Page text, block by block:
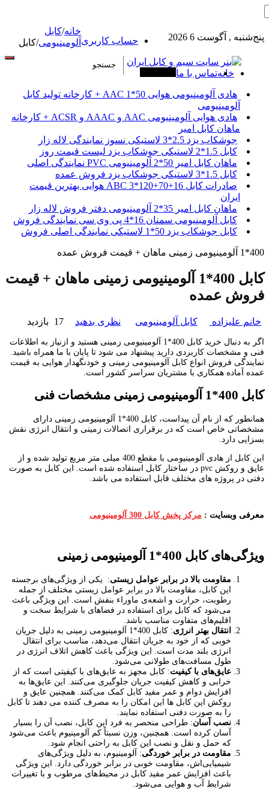
پنج‌شنبه , آگوست 6 2026 حساب کاربری
خانهتماس با ما
هادی آلومینیومی هوایی 50*1 AAC + کارخانه تولید کابل
آلومینیومی
هادی هوایی آلومینیومی AAC و AAAC و ACSR + کارخانه
ماهان کابل امیر
جوشکاب یزد 2.5*3 لاستیکی نسوز نمایندگی لاله زار
کابل 1.5*2 لاستیکی جوشکاب یزد لیست قیمت روز
ماهان کابل امیر 50*2 آلومینیومی PVC نمایندگی اصلی
کابل 1.5*3 لاستیکی جوشکاب یزد فروش عمده
صادرات کابل 16+70+120*3 ABC هوایی بهترین قیمت
ایران
ماهان کابل امیر 35*2 آلومینیومی دفتر فروش لاله زار
کابل آلومینیومی سمنان 16*4 پی وی سی نمایندگی فروش
کابل جوشکاب یزد 50*1 لاستیکی نمایندگی اصلی فروش
خانه/کابل
آلومینیومی/کابل
400*1 آلومینیومی زمینی ماهان + قیمت فروش عمده
کابل 400*1 آلومینیومی زمینی ماهان + قیمت
فروش عمده
خانم علیزاده کابل آلومینیومی نظری بدهید 17 بازدید
اگر به دنبال خرید کابل 400*1 آلومینیومی زمینی هستید و ازنیاز به اطلاعات
فنی و مشخصات کاربردی دارید پیشنهاد می شود تا پایان با ما همراه باشید.
نمایندگی فروش انواع کابل آلومینیومی زمینی و خودنگهدار هوایی به قیمت
عمده آماده همکاری با مشتریان سراسر کشور است.
کابل 400*1 آلومینیومی زمینی مشخصات فنی
همانطور که از نام آن پیداست، کابل 400*1 آلومینیومی زمینی دارای
مشخصاتی خاص است که در برقراری اتصالات زمینی و انتقال انرژی نقش
بسزایی دارد.
این کابل از هادی آلومینیومی با مقطع 400 میلی متر مربع تولید شده و از
عایق و روکش pvc در ساختار کابل استفاده شده است. این کابل به صورت
دفنی در پروژه های مختلف قابل استفاده می باشد.
معرفی وبسایت : مرکز پخش کابل 300 آلومینیومی
ویژگی‌های کابل 400*1 آلومینیومی زمینی
مقاومت بالا در برابر عوامل زیستی: یکی از ویژگی‌های برجسته
این کابل، مقاومت بالا در برابر عوامل زیستی مختلف از جمله
رطوبت، حرارت و اشعه‌ی ماوراء بنفش است. این ویژگی باعث
می‌شود که کابل برای استفاده در فضاهای با شرایط سخت و
اقلیم‌های متفاوت مناسب باشد.
انتقال بهتر انرژی
: کابل 400*1 آلومینیومی زمینی به دلیل جریان
خوبی که از خود به جریان انتقال می‌دهد، مناسب برای انتقال
انرژی بلند مدت است. این ویژگی باعث کاهش اتلاف انرژی در
طول مسافت‌های طولانی می‌شود.
عایق‌های با کیفیت: کابل مجهز به عایق‌های با کیفیتی است که از
خرابی و کاهش کیفیت جریان جلوگیری می‌کنند. این عایق‌ها به
افزایش دوام و عمر مفید کابل کمک می‌کنند. همچنین عایق و
روکش این کابل ها این امکان را به مصرف کننده می دهند تا کابل
را به صورت دفنی استفاده نمایند.
نصب آسان: طراحی منحصر به فرد این کابل، نصب آن را بسیار
آسان کرده است. همچنین، وزن نسبتاً کم آلومینیوم باعث می‌شود
که حمل و نقل و نصب این کابل به راحتی انجام شود.
مقاومت در برابر خوردگی: آلومینیوم، به دلیل ویژگی‌های
شیمیایی‌اش، مقاومت خوبی در برابر خوردگی دارد. این ویژگی
باعث افزایش عمر مفید کابل در محیط‌های مرطوب و با تغییرات
شرایط آب و هوایی می‌شود.